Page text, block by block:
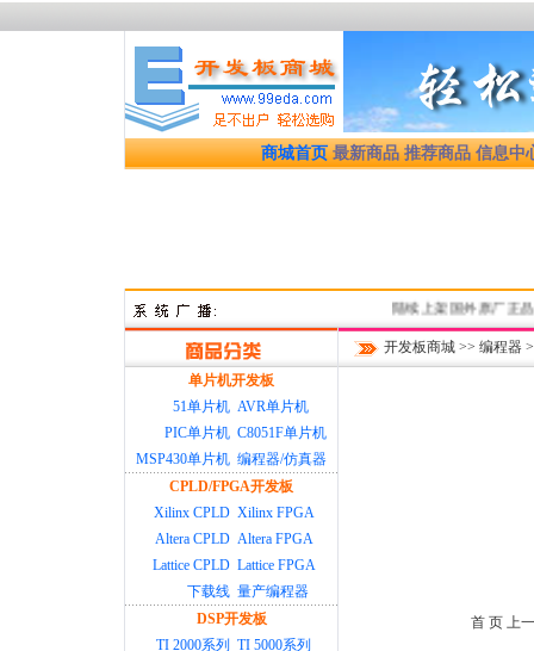
商城首页 最新商品 推荐商品 信息中
陆续上架国外原厂正
单片机开发板
51单片机 AVR单片机
PIC单片机 C8051F单片机
MSP430单片机 编程器/仿真器
CPLD/FPGA开发板
Xilinx CPLD Xilinx FPGA
Altera CPLD Altera FPGA
Lattice CPLD Lattice FPGA
下载线 量产编程器
DSP开发板
TI 2000系列
TI 5000系列
开发板商城 >> 编程器
首 页 上